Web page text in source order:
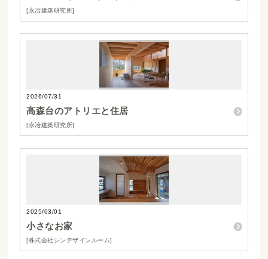
[永冶建築研究所]
2026/07/31
高森台のアトリエと住居
[永冶建築研究所]
2025/03/01
小さなお家
[株式会社シンデザインルーム]